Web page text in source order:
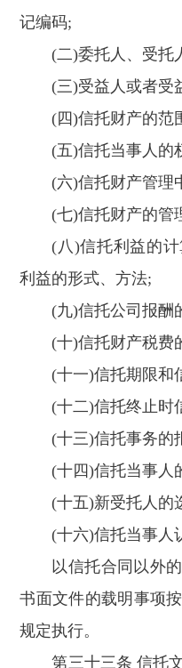
记编码;
(二)委托人、受托
(三)受益人或者受
(四)信托财产的范
(五)信托当事人的
(六)信托财产管理
(七)信托财产的管
(八)信托利益的
利益的形式、方法;
(九)信托公司报酬
(十)信托财产税费
(十一)信托期限和
(十二)信托终止时
(十三)信托事务的
(十四)信托当事人
(十五)新受托人的
(十六)信托当事人
以信托合同以外
书面文件的载明事项
规定执行。
第三十三条 信托